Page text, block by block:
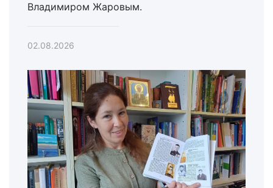
Владимиром Жаровым.
02.08.2026